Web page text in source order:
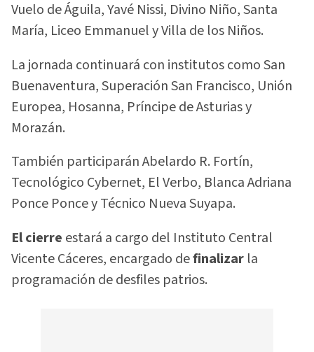
Vuelo de Águila, Yavé Nissi, Divino Niño, Santa
María, Liceo Emmanuel y Villa de los Niños.
La jornada continuará con institutos como San
Buenaventura, Superación San Francisco, Unión
Europea, Hosanna, Príncipe de Asturias y
Morazán.
También participarán Abelardo R. Fortín,
Tecnológico Cybernet, El Verbo, Blanca Adriana
Ponce Ponce y Técnico Nueva Suyapa.
El cierre estará a cargo del Instituto Central
Vicente Cáceres, encargado definalizar la
programación de desfiles patrios.